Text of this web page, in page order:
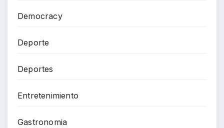
Democracy
Deporte
Deportes
Entretenimiento
Gastronomia